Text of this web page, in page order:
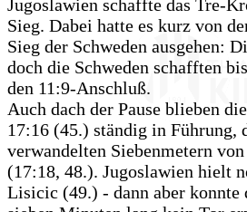
Jugoslawien schaffte das Tre-
Sieg. Dabei hatte es kurz von
Sieg der Schweden ausgehen:
doch die Schweden schafften
den 11:9-Anschluß.
Auch dach der Pause blieben
17:16 (45.) ständig in Führung,
verwandelten Siebenmetern
(17:18, 48.). Jugoslawien hielt
Lisicic (49.) - dann aber